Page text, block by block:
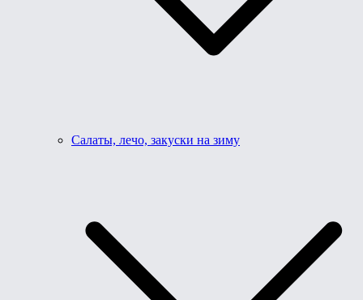
Салаты, лечо, закуски на зиму